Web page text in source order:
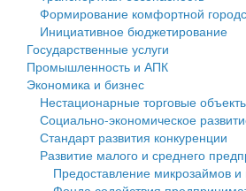
Государственные услуги
Промышленность и АПК
Экономика и бизнес
Символика
Устав
Гостям округа
Туризм
Культура
муниципального округа Тверской
Администрация Кашинского
Тверской области
Управление сельскими
Открытые данные
Финансовое управление
Бюджет для граждан
Имущество
Выявление правообладателей
объектов недвижимости
Формирование комфортной
Инициативное бюджетирование
Государственные услуги
Промышленность и АПК
Экономика и бизнес
Нестационарные торговые
Социально-экономическое
Стандарт развития конкуренции
Развитие малого и среднего
Предоставление микрозаймов и